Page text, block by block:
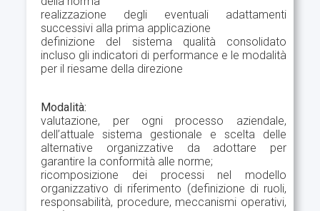
realizzazione degli eventuali adattamenti
successivi alla prima applicazione
definizione del sistema qualità consolidato
incluso gli indicatori di performance e le modalità
per il riesame della direzione
Modalità:
valutazione, per ogni processo aziendale,
dell’attuale sistema gestionale e scelta delle
alternative organizzative da adottare per
garantire la conformità alle norme;
ricomposizione dei processi nel modello
organizzativo di riferimento (definizione di ruoli,
responsabilità, procedure, meccanismi operativi,